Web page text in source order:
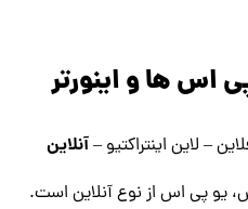
اس ها و اینورتر
– لاین اینتراکتیو –آنلاین
یو پی اس از نوع آنلاین است.